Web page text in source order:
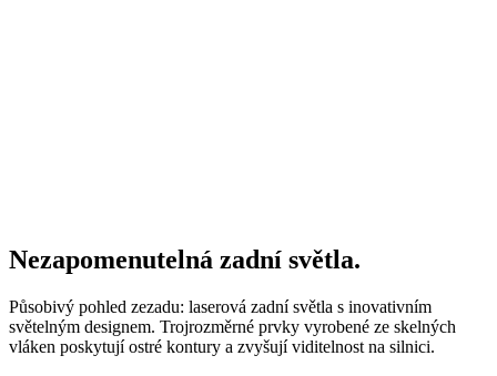
Nezapomenutelná zadní světla.
Působivý pohled zezadu: laserová zadní světla s inovativním
světelným designem. Trojrozměrné prvky vyrobené ze skelných
vláken poskytují ostré kontury a zvyšují viditelnost na silnici.